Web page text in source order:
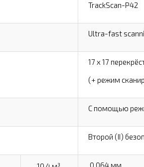
TrackScan-P42
Ultra-fast
17 х 17
(+ режим
С помощью
Второй (II)
0,064 мм